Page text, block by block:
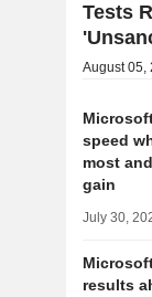
Tests
August 05,
speed
most
gain
July 30,
results